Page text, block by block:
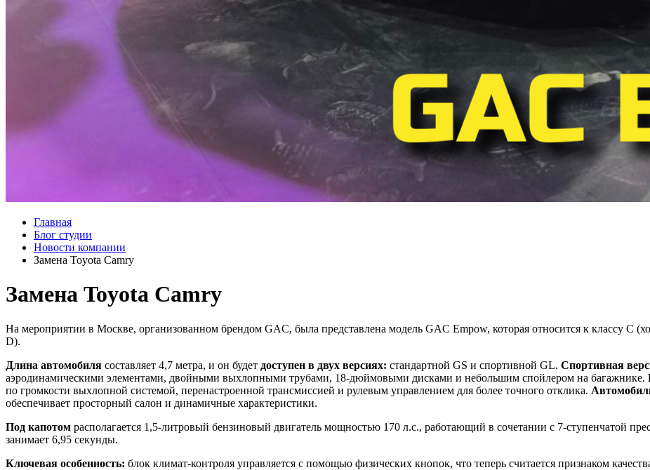
Главная
Блог студии
Новости компании
Замена Toyota Camry
Замена Toyota Camry
На мероприятии в Москве, организованном брендом GAC, была представлена модель GAC Empow, которая относится к классу С
D).
Длина автомобиля составляет 4,7 метра, и он будет доступен в двух версиях: стандартной GS и спортивной GL. Спортивная
аэродинамическими элементами, двойными выхлопными трубами, 18-дюймовыми дисками и небольшим спойлером на багажнике.
по громкости выхлопной системой, перенастроенной трансмиссией и рулевым управлением для более точного отклика.
обеспечивает просторный салон и динамичные характеристики.
Под капотом располагается 1,5-литровый бензиновый двигатель мощностью 170 л.с., работающий в сочетании с 7-ступенчатой
занимает 6,95 секунды.
Ключевая особенность: блок климат-контроля управляется с помощью физических кнопок, что теперь считается признаком